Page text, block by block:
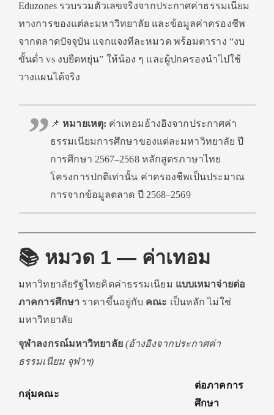
Eduzones รวบรวมตัวเลขจริงจากประกาศค่าธรรมเนียม
ทางการของแต่ละมหาวิทยาลัย และข้อมูลค่าครองชีพ
จากตลาดปัจจุบัน แจกแจงทีละหมวด พร้อมตาราง “งบ
ขั้นต่ำ vs งบยืดหยุ่น” ให้น้อง ๆ และผู้ปกครองนำไปใช้
วางแผนได้จริง
📌 หมายเหตุ: ค่าเทอมอ้างอิงจากประกาศค่า
ธรรมเนียมการศึกษาของแต่ละมหาวิทยาลัย ปี
การศึกษา 2567–2568 หลักสูตรภาษาไทย
โครงการปกติเท่านั้น ค่าครองชีพเป็นประมาณ
การจากข้อมูลตลาด ปี 2568–2569
📚 หมวด 1 — ค่าเทอม
มหาวิทยาลัยรัฐไทยคิดค่าธรรมเนียม แบบเหมาจ่ายต่อ
ภาคการศึกษา ราคาขึ้นอยู่กับ คณะ เป็นหลัก ไม่ใช่
มหาวิทยาลัย
จุฬาลงกรณ์มหาวิทยาลัย (อ้างอิงจากประกาศค่า
ธรรมเนียม จุฬาฯ)
กลุ่มคณะ
ต่อภาคการ
ศึกษา